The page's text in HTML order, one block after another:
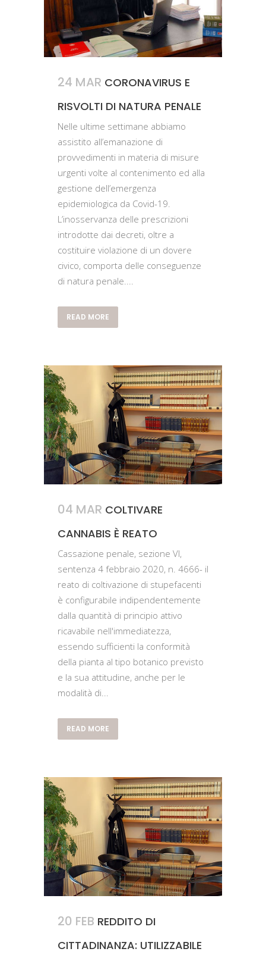
24 MAR CORONAVIRUS E
RISVOLTI DI NATURA PENALE
Nelle ultime settimane abbiamo
assistito all’emanazione di
provvedimenti in materia di misure
urgenti volte al contenimento ed alla
gestione dell’emergenza
epidemiologica da Covid-19.
L’inosservanza delle prescrizioni
introdotte dai decreti, oltre a
costituire violazione di un dovere
civico, comporta delle conseguenze
di natura penale....
READ MORE
04 MAR COLTIVARE
CANNABIS È REATO
Cassazione penale, sezione VI,
sentenza 4 febbraio 2020, n. 4666- il
reato di coltivazione di stupefacenti
è configurabile indipendentemente
dalla quantità di principio attivo
ricavabile nell'immediatezza,
essendo sufficienti la conformità
della pianta al tipo botanico previsto
e la sua attitudine, anche per le
modalità di...
READ MORE
20 FEB REDDITO DI
CITTADINANZA: UTILIZZABILE